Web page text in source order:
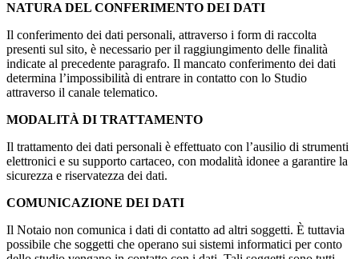
NATURA DEL CONFERIMENTO DEI DATI
Il conferimento dei dati personali, attraverso i form di raccolta
presenti sul sito, è necessario per il raggiungimento delle finalità
indicate al precedente paragrafo. Il mancato conferimento dei dati
determina l’impossibilità di entrare in contatto con lo Studio
attraverso il canale telematico.
MODALITÀ DI TRATTAMENTO
Il trattamento dei dati personali è effettuato con l’ausilio di strumenti
elettronici e su supporto cartaceo, con modalità idonee a garantire la
sicurezza e riservatezza dei dati.
COMUNICAZIONE DEI DATI
Il Notaio non comunica i dati di contatto ad altri soggetti. È tuttavia
possibile che soggetti che operano sui sistemi informatici per conto